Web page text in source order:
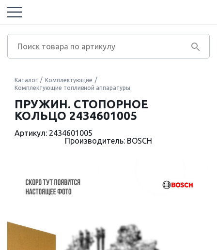
Каталог
Комплектующие
Комплектующие топливной аппаратуры
ПРУЖИН. СТОПОРНОЕ
КОЛЬЦО 2434601005
Артикул: 2434601005
Производитель: BOSCH